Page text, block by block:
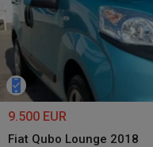
9.500 EUR
Fiat Qubo Lounge 2018